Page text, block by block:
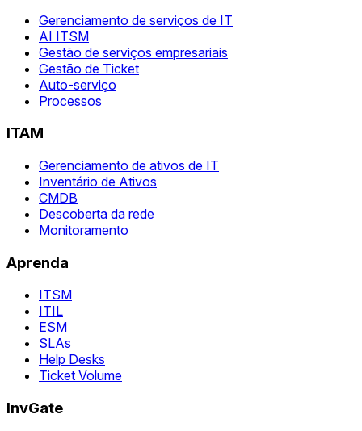
Gerenciamento de serviços de IT
AI ITSM
Gestão de serviços empresariais
Gestão de Ticket
Auto-serviço
Processos
ITAM
Gerenciamento de ativos de IT
Inventário de Ativos
CMDB
Descoberta da rede
Monitoramento
Aprenda
ITSM
ITIL
ESM
SLAs
Help Desks
Ticket Volume
InvGate